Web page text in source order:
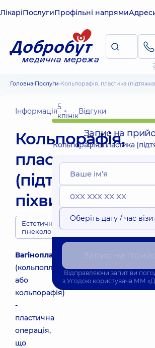
ЛікаріПослугиПрофільні напрями
Головна Послуги Кольпорафія, пластика
Інформація5
клінікВідгуки
Кольпорафія,
пластика
(підтяжка)
піхви
Естетична
гінекологія
Вагінопластика
(кольпопластика
або
кольпорафія)
-
пластична
операція,
що
Запис на
Кольпорафія, пластика
Оберіть дату / час
Відправляючи запит ви
з Угодою користувача ММ